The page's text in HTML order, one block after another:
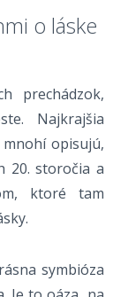
o láske
prechádzok,
Najkrajšia
opisujú,
20. storočia a
ktoré tam
symbióza